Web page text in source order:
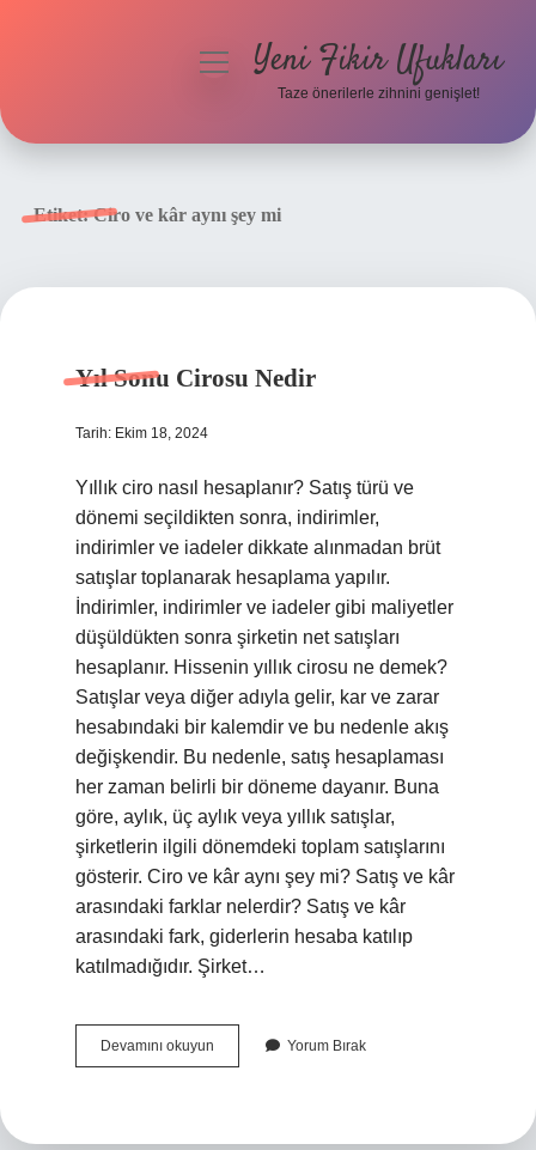
menüyüYeni Fikir Ufukları
Taze önerilerle zihnini genişlet!
Etiket:Ciro ve kâr aynı şey mi
Yıl Sonu Cirosu Nedir
Tarih: Ekim 18, 2024
Yıllık ciro nasıl hesaplanır? Satış türü ve
dönemi seçildikten sonra, indirimler,
indirimler ve iadeler dikkate alınmadan brüt
satışlar toplanarak hesaplama yapılır.
İndirimler, indirimler ve iadeler gibi maliyetler
düşüldükten sonra şirketin net satışları
hesaplanır. Hissenin yıllık cirosu ne demek?
Satışlar veya diğer adıyla gelir, kar ve zarar
hesabındaki bir kalemdir ve bu nedenle akış
değişkendir. Bu nedenle, satış hesaplaması
her zaman belirli bir döneme dayanır. Buna
göre, aylık, üç aylık veya yıllık satışlar,
şirketlerin ilgili dönemdeki toplam satışlarını
gösterir. Ciro ve kâr aynı şey mi? Satış ve kâr
arasındaki farklar nelerdir? Satış ve kâr
arasındaki fark, giderlerin hesaba katılıp
katılmadığıdır. Şirket…
Devamını okuyun
Sonu
Yorum Bırak